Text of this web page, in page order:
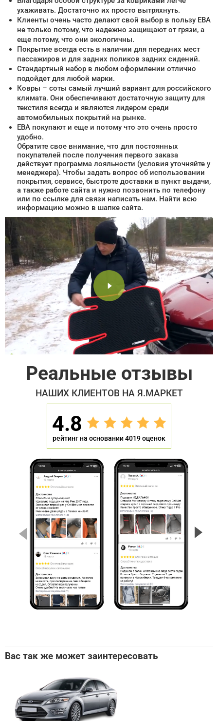
ухаживать. Достаточно их просто вытряхнуть.
Клиенты очень часто делают свой выбор в пользу ЕВА
не только потому, что надежно защищают от грязи, а
еще потому, что они экологичны.
Покрытие всегда есть в наличии для передних мест
пассажиров и для задних поликов задних сидений.
Стандартный набор в любом оформлении отлично
подойдет для любой марки.
Ковры – соты самый лучший вариант для российского
климата. Они обеспечивают достаточную защиту для
текстиля всегда и являются лидером среди
автомобильных покрытий на рынке.
ЕВА покупают и еще и потому что это очень просто
удобно.
Обратите свое внимание, что для постоянных
покупателей после получения первого заказа
действует программа лояльности (условия уточняйте у
менеджера). Чтобы задать вопрос об использовании
покрытия, сервисе, быстроте доставки в пункт выдачи,
а также работе сайта и нужно позвонить по телефону
или по ссылке для связи написать нам. Найти всю
информацию можно в шапке сайта.
Реальные отзывы
НАШИХ КЛИЕНТОВ НА Я.МАРКЕТ
4.8
рейтинг на основании 4019 оценок
Вас так же может заинтересовать